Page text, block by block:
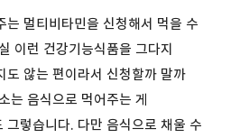
는 멀티비타민을 신청해서 먹을 수
이런 건강기능식품을 그다지
도 않는 편이라서 신청할까 말까
는 음식으로 먹어주는 게
그렇습니다. 다만 음식으로 채울 수